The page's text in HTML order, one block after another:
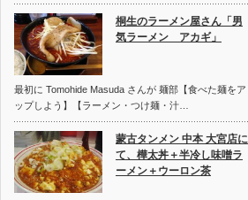
桐生のラーメン屋さん「男
気ラーメン アカギ」
最初に Tomohide Masuda さんが 麺部【食べた麺をア
ップしよう】【ラーメン・つけ麺・汁…
蒙古タンメン 中本 大宮店に
て、樺太丼＋半冷し味噌ラ
ーメン＋ウーロン茶